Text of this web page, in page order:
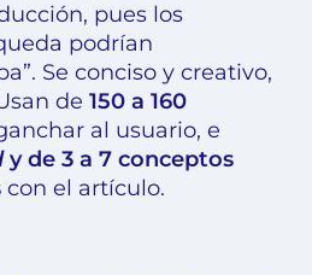
pues los
podrían
Se conciso y creativo,
de 150 a 160
al usuario, e
y de 3 a 7 conceptos
con el artículo.